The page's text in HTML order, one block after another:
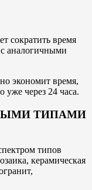
сократить время
аналогичными
экономит время,
уже через 24 часа.
ТИПАМИ
типов
керамическая